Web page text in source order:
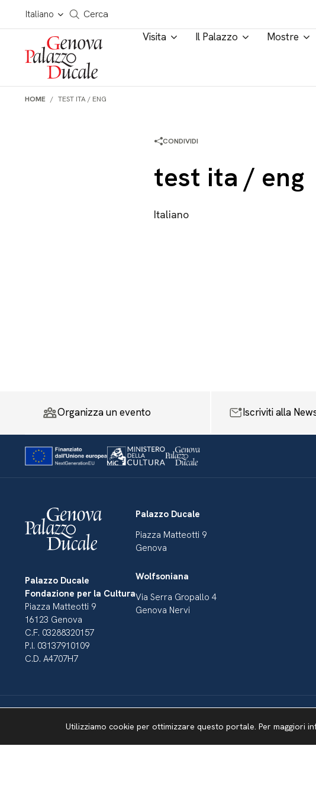
Salta al contenuto
Italiano
Cerca in tutto il sito
Cerca
Visita Il Palazzo Mostre
HOME TEST ITA / ENG
CONDIVIDI
test ita / eng
Italiano
Organizza un evento Iscriviti alla
Palazzo Ducale
Fondazione per la Cultura
Piazza Matteotti 9
16123 Genova
C.F. 03288320157
P.I. 03137910109
C.D. A4707H7
Palazzo Ducale
Piazza Matteotti 9
Genova
Wolfsoniana
Via Serra Gropallo 4
Genova Nervi
Utilizziamo cookie per ottimizzare questo portale. Per maggiori